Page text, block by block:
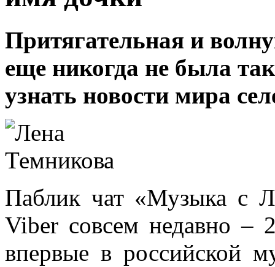
Притягательная и
еще никогда не была
узнать новости мира
Паблик чат «Музыка с
Viber совсем недавно –
впервые в российской